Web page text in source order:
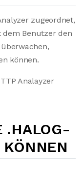
zugeordnet,
dem Benutzer den
können.
Analayzer
.HALOG-